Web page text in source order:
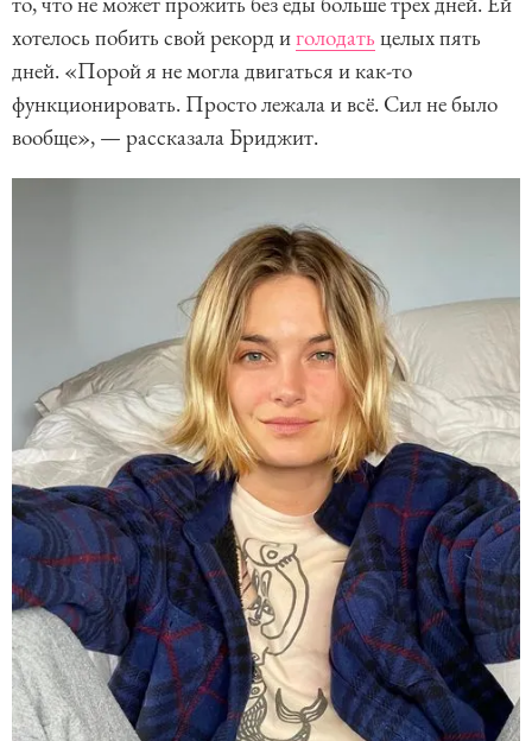
хотелось побить свой рекорд иголодать целых пять
дней. «Порой я не могла двигаться и как-то
функционировать. Просто лежала и всё. Сил не было
вообще», — рассказала Бриджит.